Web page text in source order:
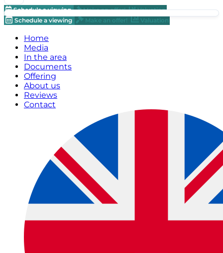
Schedule a viewing Make an offer!
Valuation
Schedule a viewing
Make an offer! Valuation
Home
Media
In the area
Documents
Offering
About us
Reviews
Contact